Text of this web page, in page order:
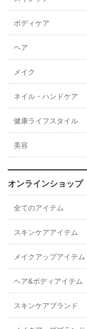
ボディケア
ヘア
メイク
ネイル・ハンドケア
健康ライフスタイル
美容
オンラインショップ
全てのアイテム
スキンケアアイテム
メイクアップアイテム
ヘア&ボディアイテム
スキンケアブランド